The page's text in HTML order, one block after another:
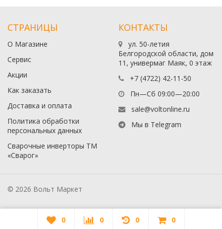
СТРАНИЦЫ
О Магазине
Сервис
Акции
Как заказать
Доставка и оплата
Политика обработки
персональных данных
Сварочные инверторы ТМ
«Сварог»
КОНТАКТЫ
ул. 50-летия
Белгородской области, дом
11, универмаг Маяк, 0 этаж
+7 (4722) 42-11-50
Пн—Сб 09:00—20:00
sale@voltonline.ru
Мы в Telegram
© 2026 Вольт Маркет
0 0 0 0